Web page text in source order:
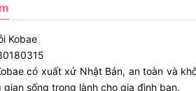
Kobae
có xuất xứ Nhật Bản, an toàn và
gian sống trong lành cho gia đình bạn.